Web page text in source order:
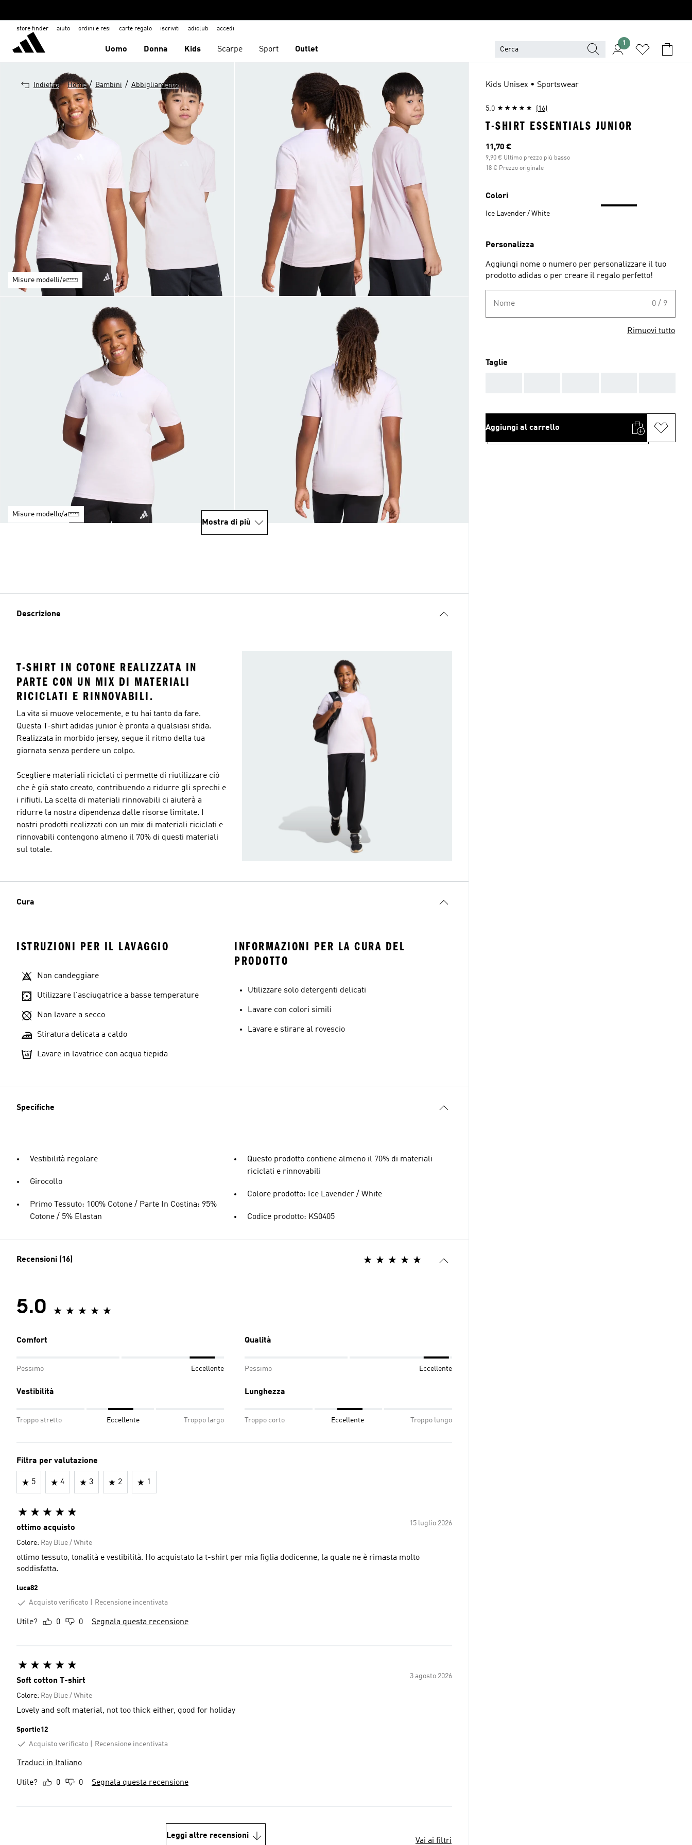
store finder aiuto ordini e resi carte regalo iscriviti adiclub accedi
Uomo Donna Kids Scarpe Sport Outlet
1
Indietro Home / Bambini / Abbigliamento
Misure modelli/e
Misure modello/a
Mostra di più
Descrizione
T-SHIRT IN COTONE REALIZZATA IN
PARTE CON UN MIX DI MATERIALI
RICICLATI E RINNOVABILI.
La vita si muove velocemente, e tu hai tanto da fare.
Questa T-shirt adidas junior è pronta a qualsiasi sfida.
Realizzata in morbido jersey, segue il ritmo della tua
giornata senza perdere un colpo.
Scegliere materiali riciclati ci permette di riutilizzare ciò
che è già stato creato, contribuendo a ridurre gli sprechi e
i rifiuti. La scelta di materiali rinnovabili ci aiuterà a
ridurre la nostra dipendenza dalle risorse limitate. I
nostri prodotti realizzati con un mix di materiali riciclati e
rinnovabili contengono almeno il 70% di questi materiali
sul totale.
Cura
ISTRUZIONI PER IL LAVAGGIO
Non candeggiare
Utilizzare l'asciugatrice a basse temperature
Non lavare a secco
Stiratura delicata a caldo
Lavare in lavatrice con acqua tiepida
INFORMAZIONI PER LA CURA DEL
PRODOTTO
Utilizzare solo detergenti delicati
Lavare con colori simili
Lavare e stirare al rovescio
Specifiche
Vestibilità regolare
Girocollo
Primo Tessuto: 100% Cotone / Parte In Costina: 95%
Cotone / 5% Elastan
Questo prodotto contiene almeno il 70% di materiali
riciclati e rinnovabili
Colore prodotto: Ice Lavender / White
Codice prodotto: KS0405
Recensioni (16)
5.0
Comfort
Pessimo Eccellente
Qualità
Pessimo Eccellente
Vestibilità
Troppo stretto Eccellente Troppo largo
Lunghezza
Troppo corto Eccellente Troppo lungo
Filtra per valutazione
5 4 3 2 1
15 luglio 2026
ottimo acquisto
Colore: Ray Blue / White
ottimo tessuto, tonalità e vestibilità. Ho acquistato la t-shirt per mia figlia dodicenne, la quale ne è rimasta molto
soddisfatta.
luca82
Acquisto verificato
Recensione incentivata
Utile? 0 0 Segnala questa recensione
3 agosto 2026
Soft cotton T-shirt
Colore: Ray Blue / White
Lovely and soft material, not too thick either, good for holiday
Sportie12
Acquisto verificato
Recensione incentivata
Traduci in Italiano
Utile? 0 0 Segnala questa recensione
Leggi altre recensioni
Vai ai filtri
Kids Unisex • Sportswear
5.0 (16)
T-SHIRT ESSENTIALS JUNIOR
Prezzo attuale
11,70 €
9,90 € Ultimo prezzo più basso
18 € Prezzo originale
Colori
Ice Lavender / White
Personalizza
Aggiungi nome o numero per personalizzare il tuo
prodotto adidas o per creare il regalo perfetto!
Nome 0 / 9
Rimuovi tutto
Taglie
Aggiungi al carrello